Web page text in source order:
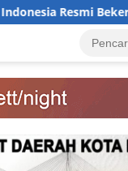
di Rumah Sakit